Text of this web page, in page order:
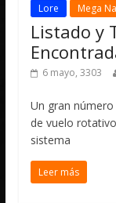
Lore Mega
Listado y
6 mayo, 3303
Un gran
de vuelo
sistema
Leer más